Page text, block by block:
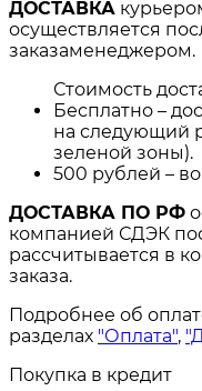
ДОСТАВКА
осуществляется
заказаменеджером.
Стоимость
Бесплатно –
на следующий
зеленой зоны).
500 рублей –
ДОСТАВКА ПО РФ
компанией СДЭК
рассчитывается в
заказа.
Подробнее об
разделах "Оплата",
Покупка в кредит